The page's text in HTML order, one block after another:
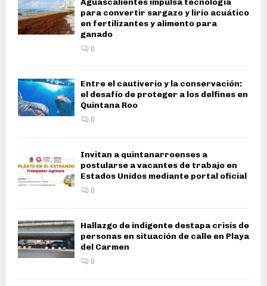
Aguascalientes impulsa tecnología
para convertir sargazo y lirio acuático
en fertilizantes y alimento para
ganado
0
Entre el cautiverio y la conservación:
el desafío de proteger a los delfines en
Quintana Roo
0
Invitan a quintanarroenses a
postularse a vacantes de trabajo en
Estados Unidos mediante portal oficial
0
Hallazgo de indigente destapa crisis de
personas en situación de calle en Playa
del Carmen
0